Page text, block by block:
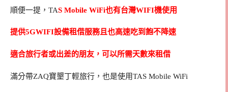
順便一提，TAS Mobile WiFi也有台灣WIFI機使用
提供5GWIFI設備租借服務且也高速吃到飽不降速
適合旅行者或出差的朋友，可以所需天數來租借
滿分帶ZAQ寶墾丁輕旅行，也是使用TAS Mobile WiFi